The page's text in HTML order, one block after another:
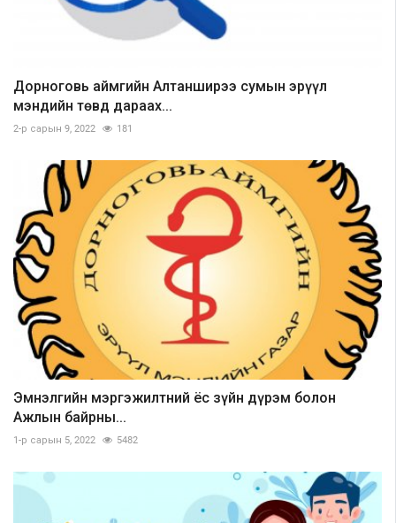
Дорноговь аймгийн Алтанширээ сумын эрүүл
мэндийн төвд дараах...
2-р сарын 9, 2022 181
Эмнэлгийн мэргэжилтний ёс зүйн дүрэм болон
Ажлын байрны...
1-р сарын 5, 2022 5482